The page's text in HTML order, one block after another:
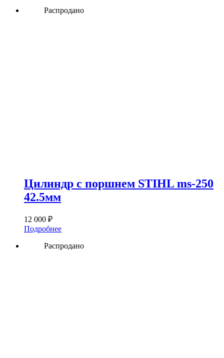
Распродано
Цилиндр с поршнем STIHL ms-250
42.5мм
12 000 ₽
Подробнее
Распродано